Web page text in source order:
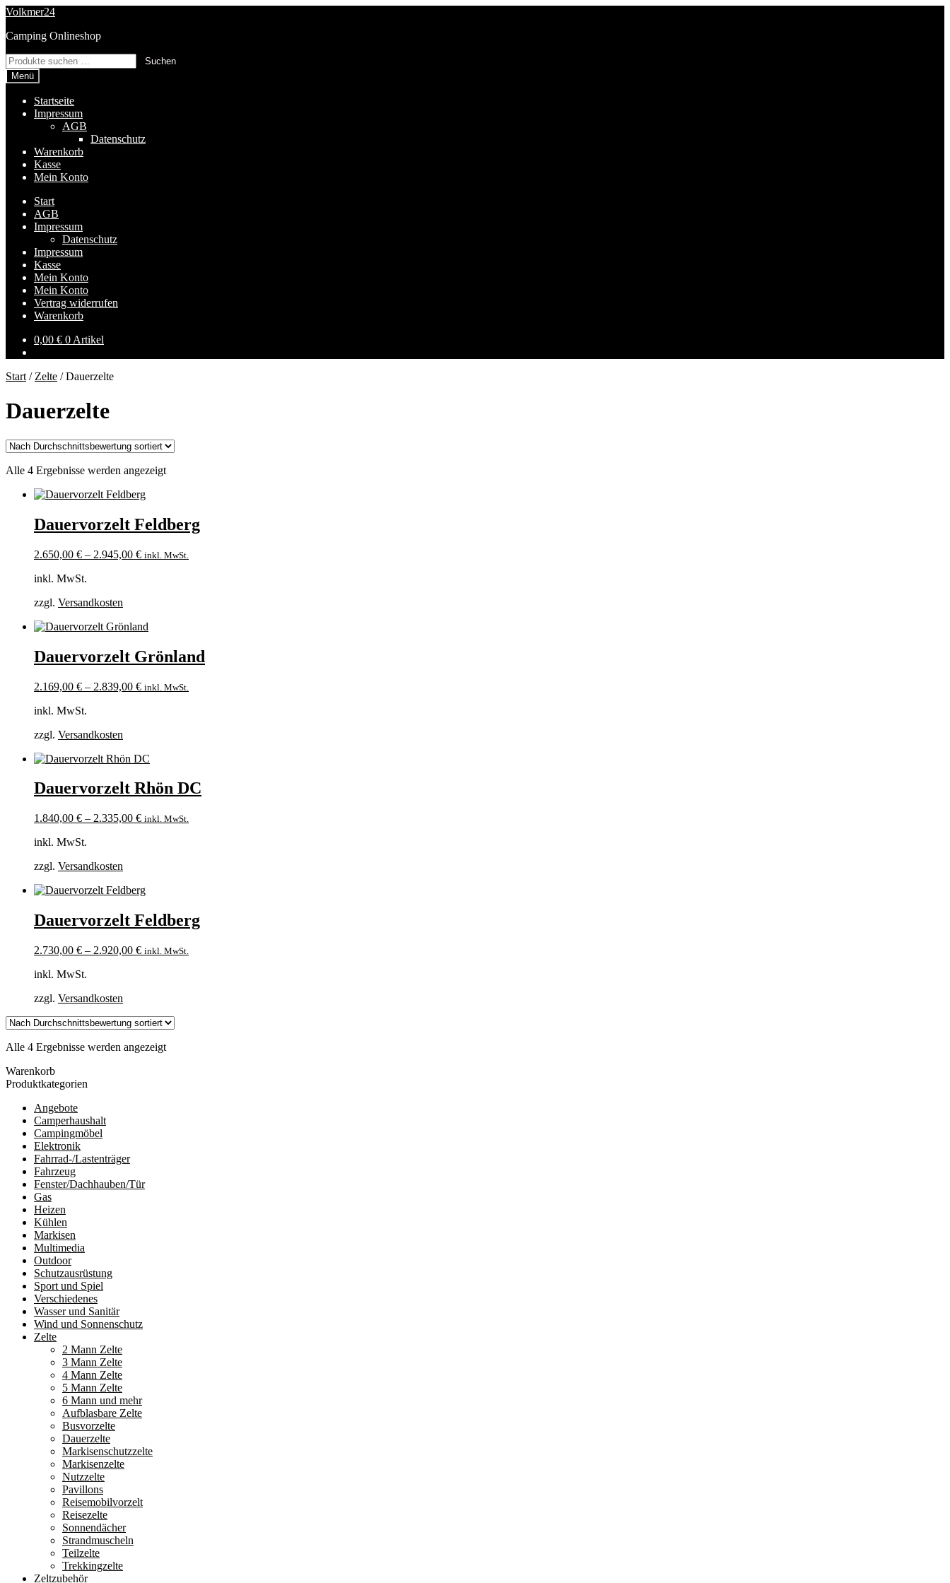
Zur
springen
Zum
springen
Volkmer24
Camping Onlineshop
Suchen
nach:
Suchen
Menü
Startseite
Impressum
AGB
Datenschutz
Warenkorb
Kasse
Mein Konto
Start
AGB
Impressum
Datenschutz
Impressum
Kasse
Mein Konto
Mein Konto
Vertrag widerrufen
Warenkorb
0,00 € 0 Artikel
Start / Zelte /Dauerzelte
Dauerzelte
Alle 4 Ergebnisse werden angezeigtNach
Dauervorzelt Feldberg
2.650,00 € – 2.945,00 € inkl. MwSt.
inkl. MwSt.
zzgl. Versandkosten
Dauervorzelt Grönland
2.169,00 € – 2.839,00 € inkl. MwSt.
inkl. MwSt.
zzgl. Versandkosten
Dauervorzelt Rhön DC
1.840,00 € – 2.335,00 € inkl. MwSt.
inkl. MwSt.
zzgl. Versandkosten
Dauervorzelt Feldberg
2.730,00 € – 2.920,00 € inkl. MwSt.
inkl. MwSt.
zzgl. Versandkosten
Alle 4 Ergebnisse werden angezeigtNach
Warenkorb
Produktkategorien
Angebote
Camperhaushalt
Campingmöbel
Elektronik
Fahrrad-/Lastenträger
Fahrzeug
Fenster/Dachhauben/Tür
Gas
Heizen
Kühlen
Markisen
Multimedia
Outdoor
Schutzausrüstung
Sport und Spiel
Verschiedenes
Wasser und Sanitär
Wind und Sonnenschutz
Zelte
2 Mann Zelte
3 Mann Zelte
4 Mann Zelte
5 Mann Zelte
6 Mann und mehr
Aufblasbare Zelte
Busvorzelte
Dauerzelte
Markisenschutzzelte
Markisenzelte
Nutzzelte
Pavillons
Reisemobilvorzelt
Reisezelte
Sonnendächer
Strandmuscheln
Teilzelte
Trekkingzelte
Zeltzubehör